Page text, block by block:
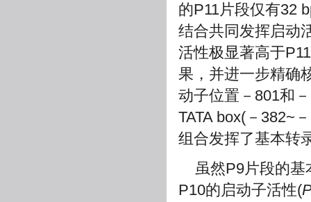
的P11片段仅有32
结合共同发挥启动
活性极显著高于
果，并进一步精确
动子位置－801和
TATA box(－382~
组合发挥了基本转
虽然P9片段的基
P10的启动子活性(